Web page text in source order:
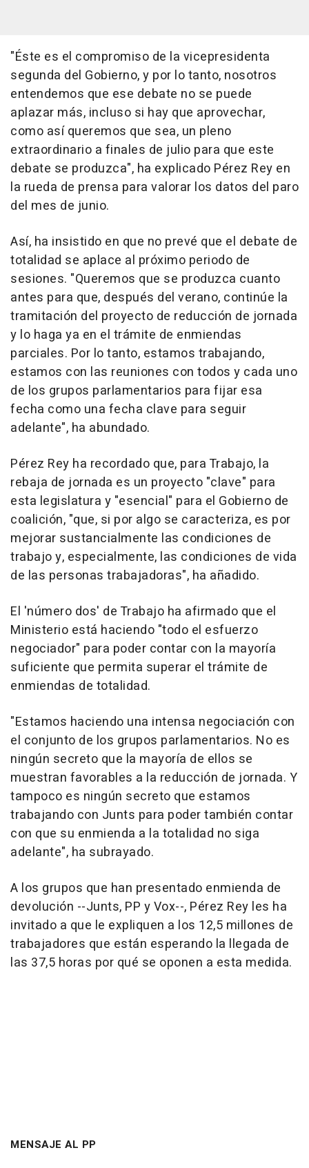
"Éste es el compromiso de la vicepresidenta
segunda del Gobierno, y por lo tanto, nosotros
entendemos que ese debate no se puede
aplazar más, incluso si hay que aprovechar,
como así queremos que sea, un pleno
extraordinario a finales de julio para que este
debate se produzca", ha explicado Pérez Rey en
la rueda de prensa para valorar los datos del paro
del mes de junio.
Así, ha insistido en que no prevé que el debate de
totalidad se aplace al próximo periodo de
sesiones. "Queremos que se produzca cuanto
antes para que, después del verano, continúe la
tramitación del proyecto de reducción de jornada
y lo haga ya en el trámite de enmiendas
parciales. Por lo tanto, estamos trabajando,
estamos con las reuniones con todos y cada uno
de los grupos parlamentarios para fijar esa
fecha como una fecha clave para seguir
adelante", ha abundado.
Pérez Rey ha recordado que, para Trabajo, la
rebaja de jornada es un proyecto "clave" para
esta legislatura y "esencial" para el Gobierno de
coalición, "que, si por algo se caracteriza, es por
mejorar sustancialmente las condiciones de
trabajo y, especialmente, las condiciones de vida
de las personas trabajadoras", ha añadido.
El 'número dos' de Trabajo ha afirmado que el
Ministerio está haciendo "todo el esfuerzo
negociador" para poder contar con la mayoría
suficiente que permita superar el trámite de
enmiendas de totalidad.
"Estamos haciendo una intensa negociación con
el conjunto de los grupos parlamentarios. No es
ningún secreto que la mayoría de ellos se
muestran favorables a la reducción de jornada. Y
tampoco es ningún secreto que estamos
trabajando con Junts para poder también contar
con que su enmienda a la totalidad no siga
adelante", ha subrayado.
A los grupos que han presentado enmienda de
devolución --Junts, PP y Vox--, Pérez Rey les ha
invitado a que le expliquen a los 12,5 millones de
trabajadores que están esperando la llegada de
las 37,5 horas por qué se oponen a esta medida.
MENSAJE AL PP